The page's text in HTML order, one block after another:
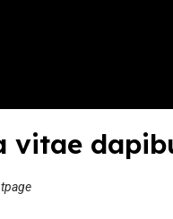
vitae